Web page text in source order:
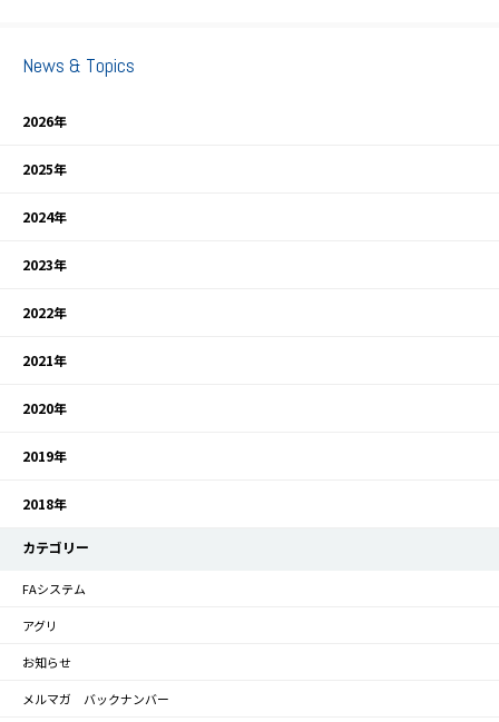
News & Topics
2026年
2025年
2024年
2023年
2022年
2021年
2020年
2019年
2018年
カテゴリー
FAシステム
アグリ
お知らせ
メルマガ バックナンバー